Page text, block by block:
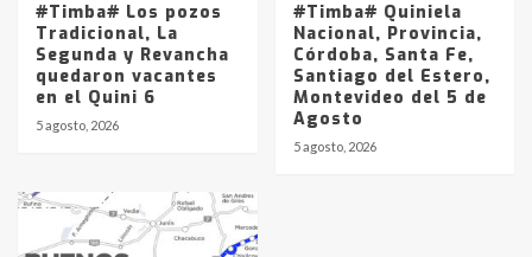
#Timba# Los pozos
Tradicional, La
Segunda y Revancha
quedaron vacantes
en el Quini 6
5 agosto, 2026
#Timba# Quiniela
Nacional, Provincia,
Córdoba, Santa Fe,
Santiago del Estero,
Montevideo del 5 de
Agosto
5 agosto, 2026